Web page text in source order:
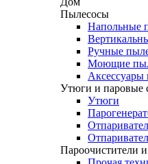
Пылесосы
Напольные
Ручные
Моющие
Аксессуары
Утюги и паровые
Утюги
Пароочистители